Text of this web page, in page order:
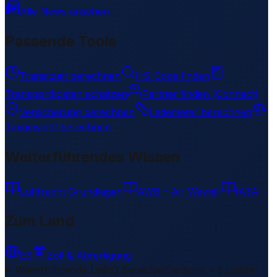
Alle News ansehen
Passende Tools
Transitzeit berechnen
HS-Code finden
Transportkosten schätzen
Partner finden (Connect)
Versicherung berechnen
Lademeter berechnen
Taxgewicht berechnen
Weiterführendes Wissen
Luftfracht Grundlagen AWB – Air Waybill IATA
Zum Land
ES
Zoll & Abfertigung
Weiterführende Links1 Bereiche/Sections • 8 Links▾